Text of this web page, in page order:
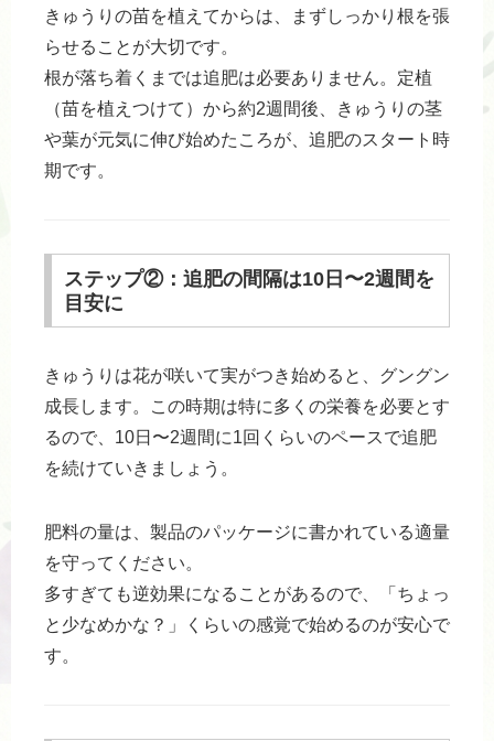
きゅうりの苗を植えてからは、まずしっかり根を張
らせることが大切です。
根が落ち着くまでは追肥は必要ありません。定植
（苗を植えつけて）から約2週間後、きゅうりの茎
や葉が元気に伸び始めたころが、追肥のスタート時
期です。
ステップ②：追肥の間隔は10日〜2週間を
目安に
きゅうりは花が咲いて実がつき始めると、グングン
成長します。この時期は特に多くの栄養を必要とす
るので、10日〜2週間に1回くらいのペースで追肥
を続けていきましょう。
肥料の量は、製品のパッケージに書かれている適量
を守ってください。
多すぎても逆効果になることがあるので、「ちょっ
と少なめかな？」くらいの感覚で始めるのが安心で
す。